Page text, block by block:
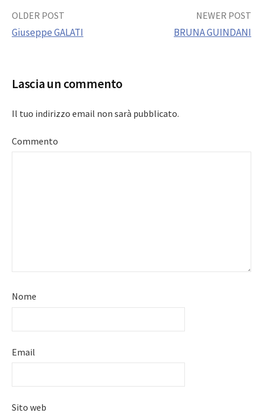
Post
OLDER POST
Giuseppe GALATI
NEWER POST
BRUNA GUINDANI
Lascia un commento
Il tuo indirizzo email non sarà pubblicato.
Commento
Nome
Email
Sito web